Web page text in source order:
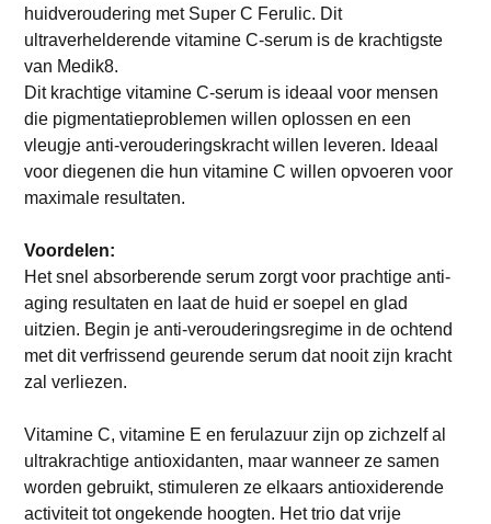
huidveroudering met Super C Ferulic. Dit
ultraverhelderende vitamine C-serum is de krachtigste
van Medik8.
Dit krachtige vitamine C-serum is ideaal voor mensen
die pigmentatieproblemen willen oplossen en een
vleugje anti-verouderingskracht willen leveren. Ideaal
voor diegenen die hun vitamine C willen opvoeren voor
maximale resultaten.
Voordelen:
Het snel absorberende serum zorgt voor prachtige anti-
aging resultaten en laat de huid er soepel en glad
uitzien. Begin je anti-verouderingsregime in de ochtend
met dit verfrissend geurende serum dat nooit zijn kracht
zal verliezen.
Vitamine C, vitamine E en ferulazuur zijn op zichzelf al
ultrakrachtige antioxidanten, maar wanneer ze samen
worden gebruikt, stimuleren ze elkaars antioxiderende
activiteit tot ongekende hoogten. Het trio dat vrije